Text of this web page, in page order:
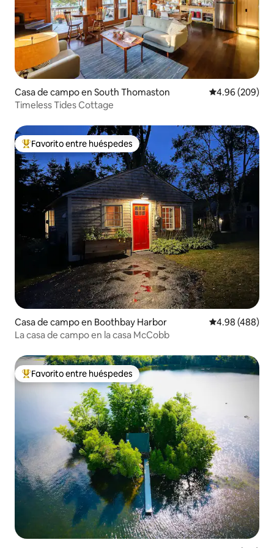
Casa de campo en South Thomaston Calificación
4.96 (209)
Timeless Tides Cottage
De los mejores en Favorito entre huéspedes
Favorito entre huéspedes
Casa de campo en Boothbay Harbor Calificación
4.98 (488)
La casa de campo en la casa McCobb
De los mejores en Favorito entre huéspedes
Favorito entre huéspedes